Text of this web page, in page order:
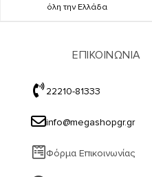
όλη την Ελλάδα
ΕΠΙΚΟΙΝΩΝΙΑ
22210-81333
info@megashopgr.gr
Φόρμα Επικοινωνίας